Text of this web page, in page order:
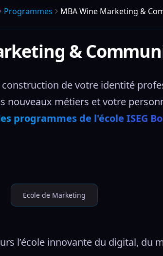
Programmes MBA Wine Marketing &
&
de votre identité
nouveaux métiers et votre
programmes de l'école ISEG
Ecole de Marketing
l’école innovante du digital,